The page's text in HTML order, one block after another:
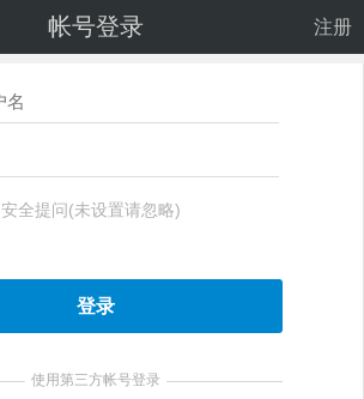
帐号登录 注册
安全提问(未设置请忽略)
登录
使用第三方帐号登录